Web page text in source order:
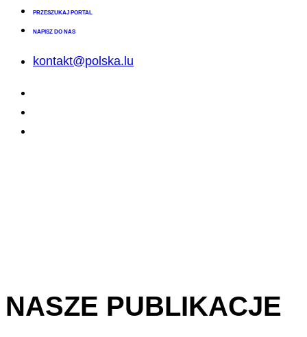
PRZESZUKAJ PORTAL
NAPISZ DO NAS
kontakt@polska.lu
NASZE PUBLIKACJE